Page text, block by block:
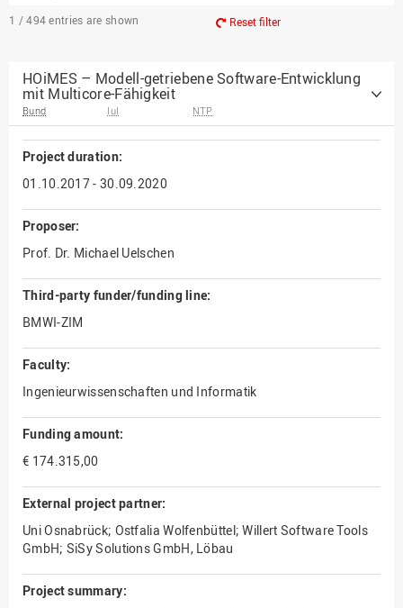
1 / 494 entries are shown Reset filter
HOiMES – Modell-getriebene Software-Entwicklung
mit Multicore-Fähigkeit
Bund IuI NTP
Project duration:
01.10.2017 - 30.09.2020
Proposer:
Prof. Dr. Michael Uelschen
Third-party funder/funding line:
BMWI-ZIM
Faculty:
Ingenieurwissenschaften und Informatik
Funding amount:
€ 174.315,00
External project partner:
Uni Osnabrück; Ostfalia Wolfenbüttel; Willert Software Tools
GmbH; SiSy Solutions GmbH, Löbau
Project summary: